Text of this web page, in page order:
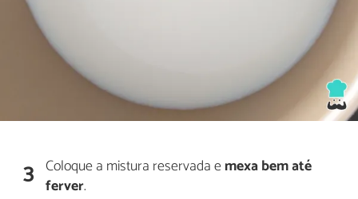
3 Coloque a mistura reservada emexa bem até
ferver.